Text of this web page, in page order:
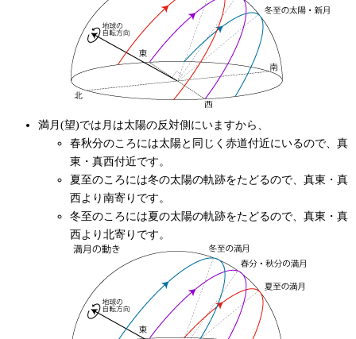
満月(望)では月は太陽の反対側にいますから、
春秋分のころには太陽と同じく赤道付近にいるので、真
東・真西付近です。
夏至のころには冬の太陽の軌跡をたどるので、真東・真
西より南寄りです。
冬至のころには夏の太陽の軌跡をたどるので、真東・真
西より北寄りです。